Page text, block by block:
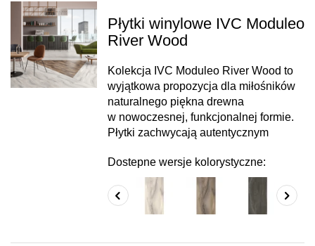
Płytki winylowe IVC Moduleo
River Wood
Kolekcja IVC Moduleo River Wood to
wyjątkowa propozycja dla miłośników
naturalnego piękna drewna
w nowoczesnej, funkcjonalnej formie.
Płytki zachwycają autentycznym
Dostepne wersje kolorystyczne: